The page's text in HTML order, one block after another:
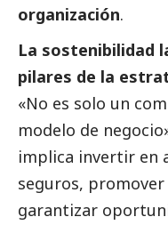
organización.
La sostenibilidad
pilares de la
«No es solo un
modelo de
implica invertir en
seguros,
garantizar